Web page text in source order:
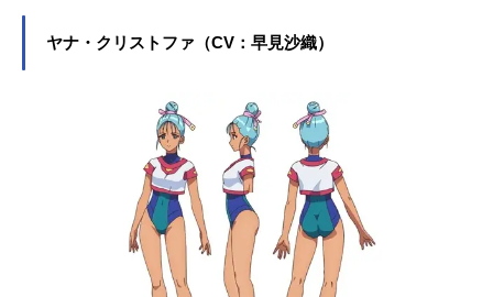
を多く演じています。こちらでは、
ヤナ・クリストファ（CV：早見沙織）